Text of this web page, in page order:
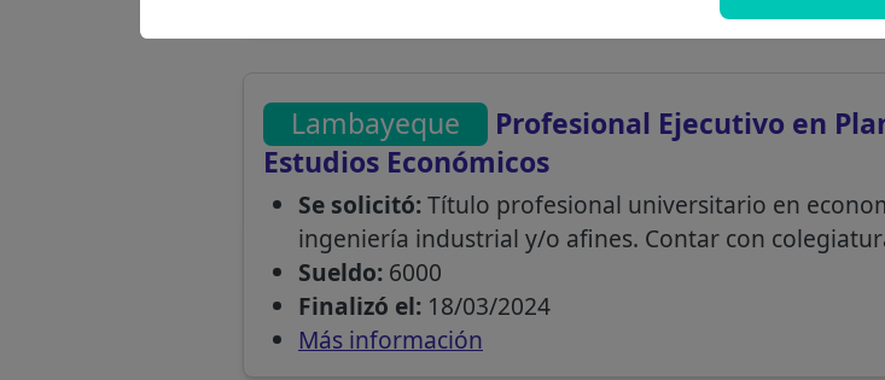
Lambayeque
Profesional Ejecutivo en
Estudios Económicos
Se solicitó:Título profesional universitario en
ingeniería industrial y/o afines. Contar con
Sueldo:6000
Finalizó el:18/03/2024
Más información